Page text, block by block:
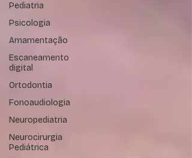
Pediatria
Psicologia
Amamentação
Escaneamento
digital
Ortodontia
Fonoaudiologia
Neuropediatria
Neurocirurgia
Pediátrica